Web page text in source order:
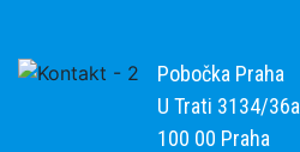
Pobočka Praha
U Trati 3134/36a
100 00 Praha